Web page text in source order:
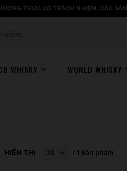
THỨC CÓ TRÁCH NHIỆM. CÁC
WHISKY WORLD WHISKY
HIỂN THỊ 20 / 1 Sản phẩm